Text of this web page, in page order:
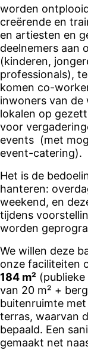
worden
creërende en
en artiesten en
deelnemers aan
(kinderen,
professionals),
komen co-
inwoners van de
lokalen op
voor
events (met
event-catering).
Het is de
hanteren:
weekend, en
tijdens
worden
We willen deze
onze faciliteiten
184 m²
van 20 m² +
buitenruimte
terras, waarvan
bepaald. Een
gemaakt net